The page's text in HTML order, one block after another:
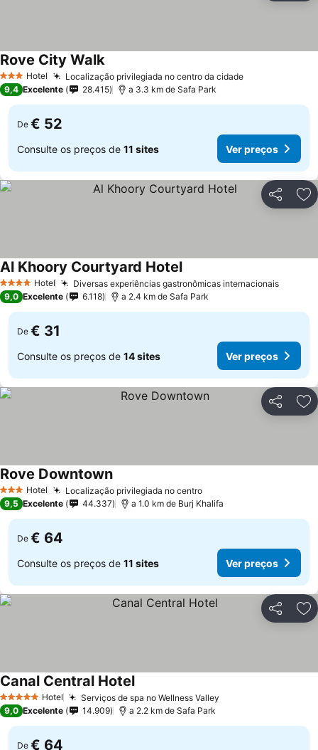
3 EstrelasHotel Localização privilegiada no centro da cidade
Rove City Walk
9,4 Excelente 28.415 a 3.3 km de Safa Park
De € 52
Consulte os preços de 11 sites Ver preços
Partilhar
4 EstrelasHotel Diversas experiências gastronômicas internacionais
Al Khoory Courtyard Hotel
9,0 Excelente 6.118 a 2.4 km de Safa Park
De € 31
Consulte os preços de 14 sites Ver preços
Partilhar
3 EstrelasHotel Localização privilegiada no centro
Rove Downtown
9,5 Excelente 44.337 a 1.0 km de Burj Khalifa
De € 64
Consulte os preços de 11 sites Ver preços
Partilhar
5 Estrelas Hotel Serviços de spa no Wellness Valley
Canal Central Hotel
9,0 Excelente 14.909 a 2.2 km de Safa Park
De € 64